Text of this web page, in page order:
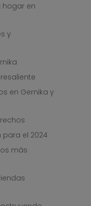
hogar en
y
en Gernika y
el 2024
más